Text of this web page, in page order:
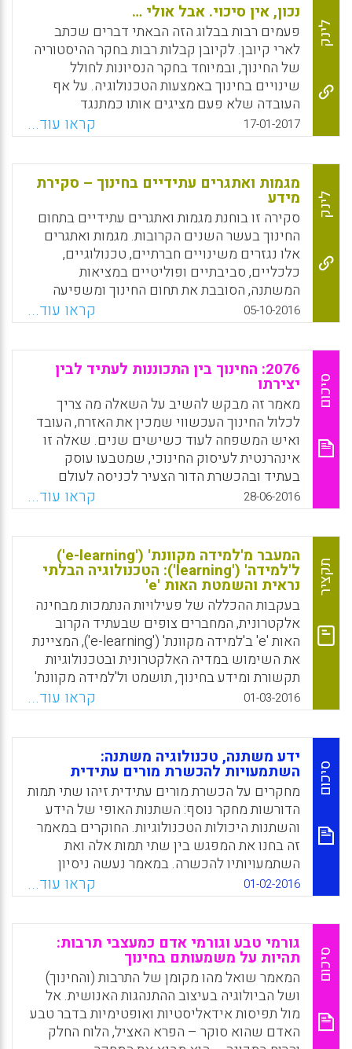
לינק
נכון, אין סיכוי. אבל אולי …
פעמים רבות בבלוג הזה הבאתי דברים שכתב
לארי קיובן. לקיובן קבלות רבות בחקר ההיסטוריה
של החינוך, ובמיוחד בחקר הנסיונות לחולל
שינויים בחינוך באמצעות הטכנולוגיה. על אף
העובדה שלא פעם מציגים אותו כמתנגד
לטכנולוגיות דיגיטאליות בבתי הספר, הגישה של
קיובן לנושא הרבה יותר מפוכחת. לקיובן היכרות
עמוקה עם ההיסטוריה של הנסיונות לשנות את
בית ספר, וההכרות הזאת לימדה אותו שאפילו אם
מדובר בכלים דיגיטאליים רבי עוצמה שמגיעים
לכיתה, אי-אפשר לצפות למהפכות בתהליכי
הוראה ולמידה. פעם אחר פעם קיובן מצביע על
המורכבות של המתרחש בכיתה, מורכבות שמקשה
מאד על שינויים מהירים. הוא מדגיש שלרוב, גם
כאשר המורים מאמצים כלים חדשים (או נאלצים
על ידי ההנהלות לעשות זאת), הם מוצאים דרך
להתאים אותם לשיטות ההוראה שכבר נהוגות
המקווה, בסופו של דבר עולם כמנהגו נוהג (ג'יי
הורוויץ).
WhatsApp
Facebook
Email
X
17-01-2017 קראו עוד...
לינק
מגמות ואתגרים עתידיים בחינוך – סקירת
מידע
סקירה זו בוחנת מגמות ואתגרים עתידיים בתחום
החינוך בעשר השנים הקרובות. מגמות ואתגרים
אלו נגזרים משינויים חברתיים, טכנולוגיים,
כלכליים, סביבתיים ופוליטיים במציאות
המשתנה, הסובבת את תחום החינוך ומשפיעה
עליו. מטרת הסקירה היא לעורר מחשבה ודיון
במגמות ובאתגרים בקרב בעלי העניין ומקבלי
ההחלטות במערכת החינוך. הבנה של המגמות
והאתגרים תסייע בגיבוש כיווני מענה ופעולה
ממוקדים ואפקטיביים בתחום החינוך, שיקדמו
את החינוך ואת החברה בישראל ויתאימו אותם
לצרכי המאה ה-21 (עמליה רן, דניאל שפרלינג).
WhatsApp
Facebook
Email
X
05-10-2016 קראו עוד...
סיכום
2076: החינוך בין התכוננות לעתיד לבין
יצירתו
מאמר זה מבקש להשיב על השאלה מה צריך
לכלול החינוך העכשווי שמכין את האזרח, העובד
ואיש המשפחה לעוד כשישים שנים. שאלה זו
אינהרנטית לעיסוק החינוכי, שמטבעו עוסק
בעתיד ובהכשרת הדור הצעיר לכניסה לעולם
המבוגרים ולהשתלבותו במציאות העתידית (ניר
מיכאלי).
WhatsApp
Facebook
Email
X
28-06-2016 קראו עוד...
תקציר
המעבר מ'למידה מקוונת' ('e-learning')
ל'למידה' ('learning'): הטכנולוגיה הבלתי
נראית והשמטת האות 'e'
בעקבות ההכללה של פעילויות הנתמכות מבחינה
אלקטרונית, המחברים צופים שבעתיד הקרוב
האות 'e' ב'למידה מקוונת' ('e-learning'), המציינת
את השימוש במדיה האלקטרונית ובטכנולוגיות
תקשורת ומידע בחינוך, תושמט ול'למידה מקוונת'
יתייחסו פשוט כאל 'למידה' ('learning'). מאמר זה
מציג ניסיון בהבנת הגורמים לשינוי השם ובחיזוי
תוצאותיו (Paiva, Joao; Morais, Carla; Costa,
Luiza; Pinheiro, Ana, 2016).
WhatsApp
Facebook
Email
X
01-03-2016 קראו עוד...
סיכום
ידע משתנה, טכנולוגיה משתנה:
השתמעויות להכשרת מורים עתידית
מחקרים על הכשרת מורים עתידית זיהו שתי תמות
הדורשות מחקר נוסף: השתנות האופי של הידע
והשתנות היכולות הטכנולוגיות. החוקרים במאמר
זה בחנו את המפגש בין שתי תמות אלה ואת
השתמעויותיו להכשרה. במאמר נעשה ניסיון
לקדם את הדיון על עתיד הכשרת המורים בעידן
שבו קובעי מדיניות, כלכלנים ומדינאים מאתגרים
בהחלטותיהם את האוטונומיה של מורי מורים
(Darling-Hammond, 2010). זאת ע"י פתיחת
הדיון למורי המורים עצמם (Burden, K.,
Aubusson, P., Brindley, S., & Schuck, S).
WhatsApp
Facebook
Email
X
01-02-2016 קראו עוד...
סיכום
גורמי טבע וגורמי אדם כמעצבי תרבות:
תהיות על משמעותם בחינוך
המאמר שואל מהו מקומן של התרבות (והחינוך)
ושל הביולוגיה בעיצוב ההתנהגות האנושית. אל
מול תפיסות אידאליסטיות ואופטימיות בדבר טבע
האדם שהוא סוקר – הפרא האציל, הלוח החלק